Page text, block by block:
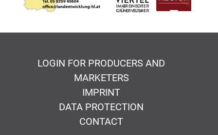
LOGIN FOR PRODUCERS AND
MARKETERS
IMPRINT
DATA PROTECTION
CONTACT